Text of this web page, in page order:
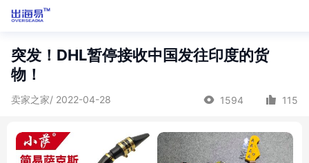
突发！DHL暂停接收中国发往印度的货
物！
卖家之家/ 2022-04-28 1594 115